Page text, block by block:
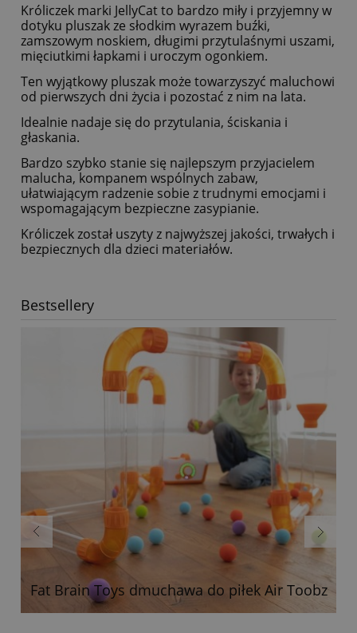
Króliczek marki JellyCat to bardzo miły i przyjemny w
dotyku pluszak ze słodkim wyrazem buźki,
zamszowym noskiem, długimi przytulaśnymi uszami,
mięciutkimi łapkami i uroczym ogonkiem.
Ten wyjątkowy pluszak może towarzyszyć maluchowi
od pierwszych dni życia i pozostać z nim na lata.
Idealnie nadaje się do przytulania, ściskania i
głaskania.
Bardzo szybko stanie się najlepszym przyjacielem
malucha, kompanem wspólnych zabaw,
ułatwiającym radzenie sobie z trudnymi emocjami i
wspomagającym bezpieczne zasypianie.
Króliczek został uszyty z najwyższej jakości, trwałych i
bezpiecznych dla dzieci materiałów.
Bestsellery
Fat Brain Toys dmuchawa do piłek Air Toobz